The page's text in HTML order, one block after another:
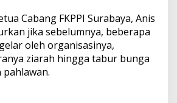
Cabang FKPPI Surabaya, Anis
jika sebelumnya, beberapa
oleh organisasinya,
ziarah hingga tabur bunga
pahlawan.